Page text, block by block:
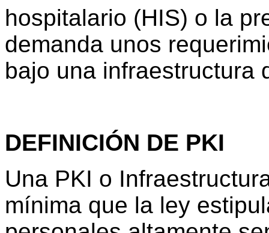
hospitalario (HIS) o la
demanda unos
bajo una infraestructura
DEFINICIÓN DE PKI
Una PKI o
mínima que la ley